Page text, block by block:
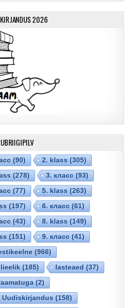
2026
(90) 2. klass (305)
(278) 3. класс (93)
(77) 5. klass (263)
(197) 6. класс (61)
(43) 8. klass (149)
(151) 9. класс (41)
(966)
(185) lasteaed (37)
(2)
Uudiskirjandus (158)